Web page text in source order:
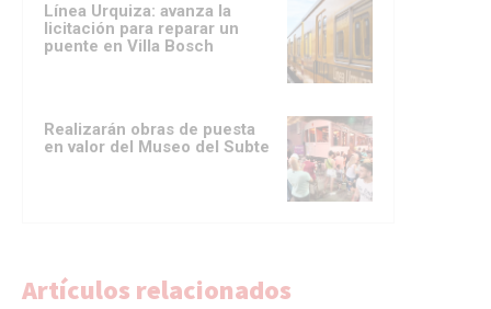
Línea Urquiza: avanza la
licitación para reparar un
puente en Villa Bosch
Realizarán obras de puesta
en valor del Museo del Subte
Artículos relacionados